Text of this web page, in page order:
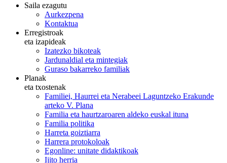
Saila ezagutu
Aurkezpena
Kontaktua
Erregistroak
eta izapideak
Izatezko bikoteak
Jardunaldial eta mintegiak
Guraso bakarreko familiak
Planak
eta txostenak
Familiei, Haurrei eta Nerabeei Laguntzeko Erakunde
arteko V. Plana
Familia eta haurtzaroaren aldeko euskal ituna
Familia politika
Harreta goiztiarra
Harrera protokoloak
Egonline: unitate didaktikoak
Ijito herria